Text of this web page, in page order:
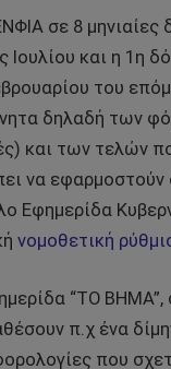
σε 8
Ιουλίου και η 1η
του
δηλαδή των
και των τελών
να εφαρμοστούν
Εφημερίδα
νομοθετική
“ΤΟ ΒΗΜΑ”,
π.χ ένα
που